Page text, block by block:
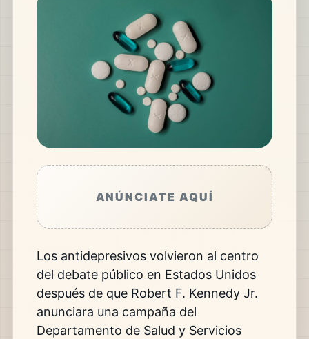
ANÚNCIATE AQUÍ
Los antidepresivos volvieron al centro
del debate público en Estados Unidos
después de que Robert F. Kennedy Jr.
anunciara una campaña del
Departamento de Salud y Servicios